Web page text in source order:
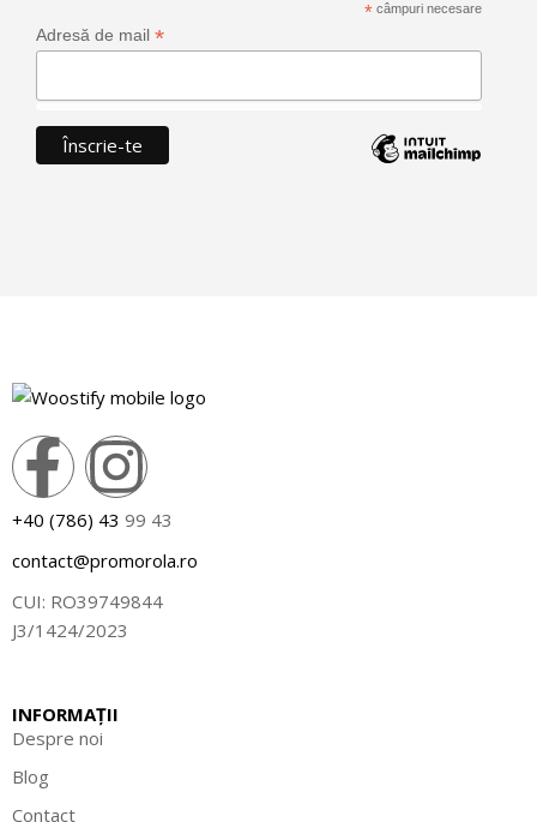
* câmpuri necesare
Adresă de mail *
+40 (786) 43 99 43
contact@promorola.ro
CUI: RO39749844
J3/1424/2023
INFORMAȚII
Despre noi
Blog
Contact